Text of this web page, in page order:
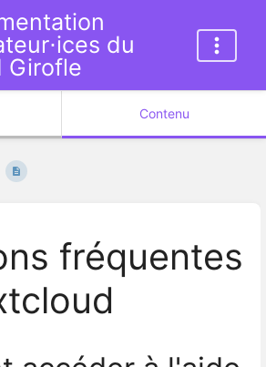
du
Girofle
Contenu
fréquentes